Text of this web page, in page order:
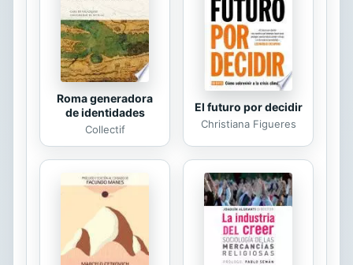
Roma generadora
de identidades
Collectif
El futuro por decidir
Christiana Figueres